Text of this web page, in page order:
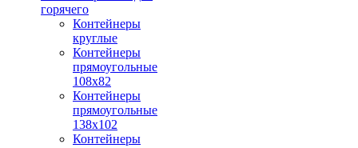
горячего
Контейнеры
круглые
Контейнеры
прямоугольные
108х82
Контейнеры
прямоугольные
138х102
Контейнеры